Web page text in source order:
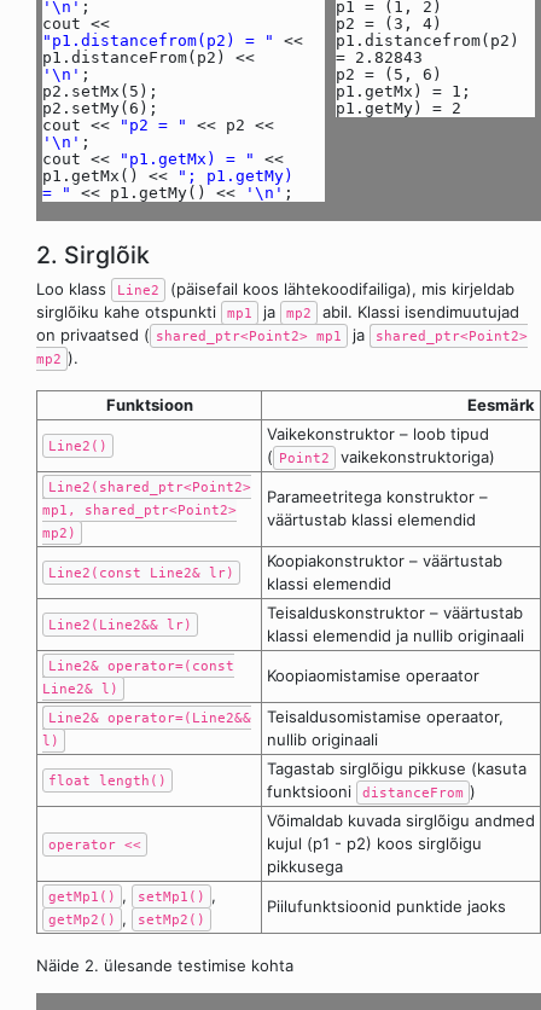
'\n' ;
cout <<
"p1.distancefrom(p2) = "
<<
p1.distanceFrom(p2) <<
'\n' ;
p2.setMx(5);
p2.setMy(6);
cout <<
"p2 = "
<< p2 <<
'\n' ;
cout <<
"p1.getMx) = "
<<
p1.getMx() <<
"; p1.getMy)
= "
<< p1.getMy() << '\n' ;
p1 = (1, 2)
p2 = (3, 4)
p1.distancefrom(p2)
= 2.82843
p2 = (5, 6)
p1.getMx) = 1;
p1.getMy) = 2
2. Sirglõik
Loo klass Line2
(päisefail koos lähtekoodifailiga), mis kirjeldab
sirglõiku kahe otspunkti
mp1 ja mp2
abil. Klassi isendimuutujad
on privaatsed ( shared_ptr<Point2> mp1 ja
shared_ptr<Point2>
mp2 ).
Funktsioon Eesmärk
Line2()
Vaikekonstruktor – loob tipud
( Point2 vaikekonstruktoriga)
Line2(shared_ptr<Point2>
mp1, shared_ptr<Point2>
mp2)
Parameetritega konstruktor –
väärtustab klassi elemendid
Line2(const Line2& lr)
Koopiakonstruktor – väärtustab
klassi elemendid
Line2(Line2&& lr)
Teisalduskonstruktor – väärtustab
klassi elemendid ja nullib originaali
Line2& operator=(const
Line2& l)
Koopiaomistamise operaator
Line2& operator=(Line2&&
l)
Teisaldusomistamise operaator,
nullib originaali
float length()
Tagastab sirglõigu pikkuse (kasuta
funktsiooni
distanceFrom )
operator <<
Võimaldab kuvada sirglõigu andmed
kujul (p1 - p2) koos sirglõigu
pikkusega
getMp1() , setMp1() ,
getMp2() , setMp2()
Piilufunktsioonid punktide jaoks
Näide 2. ülesande testimise kohta